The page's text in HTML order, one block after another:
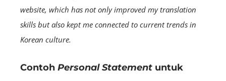
website, which has not only improved my translation
skills but also kept me connected to current trends in
Korean culture.
Contoh Personal Statement untuk